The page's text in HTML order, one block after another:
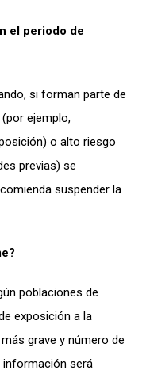
el periodo de
si forman parte de
ejemplo,
o alto riesgo
previas) se
suspender la
poblaciones de
exposición a la
grave y número de
información será